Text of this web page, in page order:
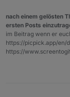
nach einem gelösten
ersten Posts
im Beitrag wenn er
https://picpick.app/en/
https://